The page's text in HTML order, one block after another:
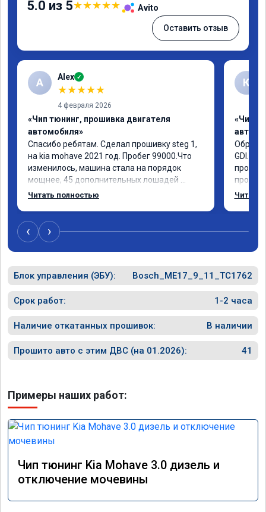
5.0 из 5★★★★★ Avito
Оставить отзыв
A Alex ✓
★★★★★
4 февраля 2026
«Чип тюнинг, прошивка двигателя
автомобиля»
Спасибо ребятам. Сделал прошивку steg 1,
на kia mohave 2021 год. Пробег 99000.Что
изменилось, машина стала на порядок
мощнее, 45 дополнительных лошадей
существенно чувствуется и соответственно
дня катаюсь, держит 12-12.5. Коробка
перестала подпинывать при наборе
скорости. Педаль газа более отзывчевее. В
Читать полностью
К
«Чип
GDI.
похоже
способ
общем
Читать
‹ ›
Блок управления (ЭБУ): Bosch_ME17_9_11_TC1762
Срок работ: 1-2 часа
Наличие откатанных прошивок: В наличии
Прошито авто с этим ДВС (на 01.2026): 41
Примеры наших работ:
Чип тюнинг Kia Mohave 3.0 дизель и
отключение мочевины